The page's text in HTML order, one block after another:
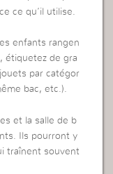
ce qu’il utilise.
enfants rangen
étiquetez de gra
par catégor
bac, etc.).
et la salle de b
Ils pourront y
traînent souvent